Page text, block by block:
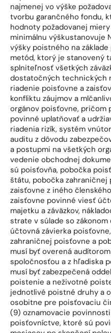
najmenej vo výške
tvorbu garančného fondu,
hodnoty požadovanej
minimálnu výškustanovuje
výšky poistného na
metód, ktorý je stanovený
splniteľnosť všetkých
dostatočných technických
riadenie poisťovne a
konfliktu záujmov a
orgánov poisťovne, pričom
povinné uplatňovať a
riadenia rizík, systém
auditu z dôvodu
a postupmi na všetkých
vedenie obchodnej
sú poisťovňa, pobočka
štátu, pobočka zahraničnej
zaisťovne z iného
zaisťovne povinné viesť
majetku a záväzkov,
strate v súlade so
účtovná závierka
zahraničnej poisťovne a
musí byť overená
spoločnosťou a z hľadiska
musí byť zabezpečená
poistenie a neživotné
jednotlivé poistné druhy a
osobitne pre poisťovaciu
(9) oznamovacie
poisťovníctve, ktoré sú